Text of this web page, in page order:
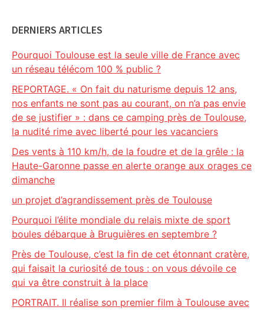
DERNIERS ARTICLES
Pourquoi Toulouse est la seule ville de France avec
un réseau télécom 100 % public ?
REPORTAGE. « On fait du naturisme depuis 12 ans,
nos enfants ne sont pas au courant, on n’a pas envie
de se justifier » : dans ce camping près de Toulouse,
la nudité rime avec liberté pour les vacanciers
Des vents à 110 km/h, de la foudre et de la grêle : la
Haute-Garonne passe en alerte orange aux orages ce
dimanche
un projet d’agrandissement près de Toulouse
Pourquoi l’élite mondiale du relais mixte de sport
boules débarque à Bruguières en septembre ?
Près de Toulouse, c’est la fin de cet étonnant cratère,
qui faisait la curiosité de tous : on vous dévoile ce
qui va être construit à la place
PORTRAIT. Il réalise son premier film à Toulouse avec